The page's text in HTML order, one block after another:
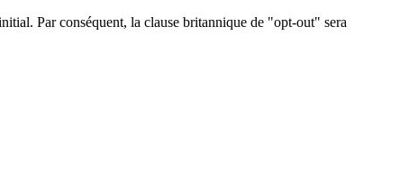
Par conséquent, la clause britannique de "opt-out" sera